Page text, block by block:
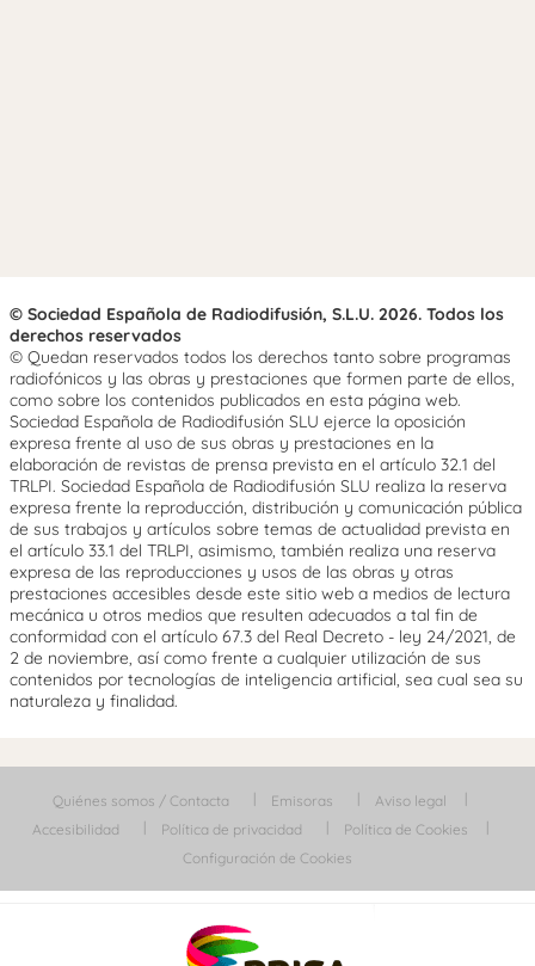
© Sociedad Española de Radiodifusión, S.L.U. 2026. Todos los
derechos reservados
© Quedan reservados todos los derechos tanto sobre programas
radiofónicos y las obras y prestaciones que formen parte de ellos,
como sobre los contenidos publicados en esta página web.
Sociedad Española de Radiodifusión SLU ejerce la oposición
expresa frente al uso de sus obras y prestaciones en la
elaboración de revistas de prensa prevista en el artículo 32.1 del
TRLPI. Sociedad Española de Radiodifusión SLU realiza la reserva
expresa frente la reproducción, distribución y comunicación pública
de sus trabajos y artículos sobre temas de actualidad prevista en
el artículo 33.1 del TRLPI, asimismo, también realiza una reserva
expresa de las reproducciones y usos de las obras y otras
prestaciones accesibles desde este sitio web a medios de lectura
mecánica u otros medios que resulten adecuados a tal fin de
conformidad con el artículo 67.3 del Real Decreto - ley 24/2021, de
2 de noviembre, así como frente a cualquier utilización de sus
contenidos por tecnologías de inteligencia artificial, sea cual sea su
naturaleza y finalidad.
Quiénes somos / Contacta Emisoras
Aviso legal
Accesibilidad
Política de privacidad
Política de Cookies
Configuración de Cookies